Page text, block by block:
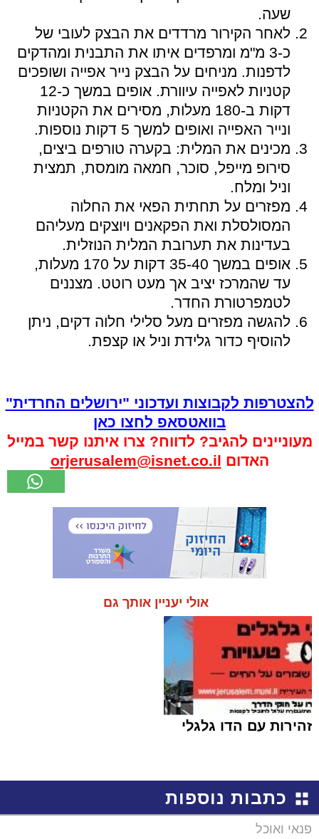
שעה.
לאחר הקירור מרדדים את הבצק לעובי של
כ-3 מ"מ ומרפדים איתו את התבנית ומהדקים
לדפנות. מניחים על הבצק נייר אפייה ושופכים
קטניות לאפייה עיוורת. אופים במשך כ-12
דקות ב-180 מעלות, מסירים את הקטניות
ונייר האפייה ואופים למשך 5 דקות נוספות.
מכינים את המלית: בקערה טורפים ביצים,
סירופ מייפל, סוכר, חמאה מומסת, תמצית
וניל ומלח.
מפזרים על תחתית הפאי את החלוה
המסולסלת ואת הפקאנים ויוצקים מעליהם
בעדינות את תערובת המלית הנוזלית.
אופים במשך 35-40 דקות על 170 מעלות,
עד שהמרכז יציב אך מעט רוטט. מצננים
לטמפרטורת החדר.
להגשה מפזרים מעל סלילי חלוה דקים, ניתן
להוסיף כדור גלידת וניל או קצפת.
להצטרפות לקבוצות ועדכוני "ירושלים החרדית"
בוואטסאפ לחצו כאן
מעוניינים להגיב? לדווח? צרו איתנו קשר במייל
האדום orjerusalem@isnet.co.il
אולי יעניין אותך גם
זהירות עם הדו גלגלי
כתבות נוספות
פנאי ואוכל